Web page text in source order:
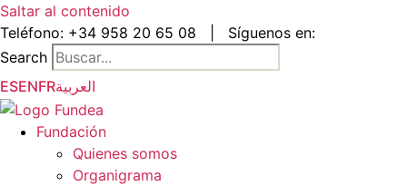
Saltar al contenido
Teléfono: +34 958 20 65 08
Síguenos en:
Search
ESENFRالعربية
Fundación
Quienes somos
Organigrama